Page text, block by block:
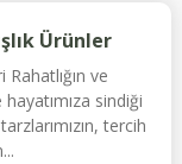
Ürünler
ve
sindiği
tercih